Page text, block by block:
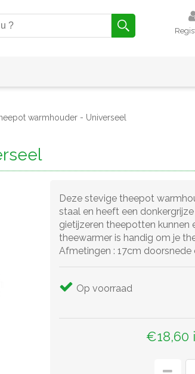
warmhouder - Universeel
Deze stevige theepot
staal en heeft een
gietijzeren theepotten kunnen
theewarmer is handig om je
Afmetingen : 17cm doorsnede
Op voorraad
€18,60